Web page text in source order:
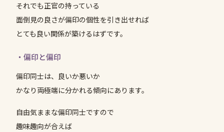
それでも正官の持っている
面倒見の良さが偏印の個性を引き出せれば
とても良い関係が築けるはずです。
・偏印と偏印
偏印同士は、良いか悪いか
かなり両極端に分かれる傾向にあります。
自由気ままな偏印同士ですので
趣味趣向が合えば